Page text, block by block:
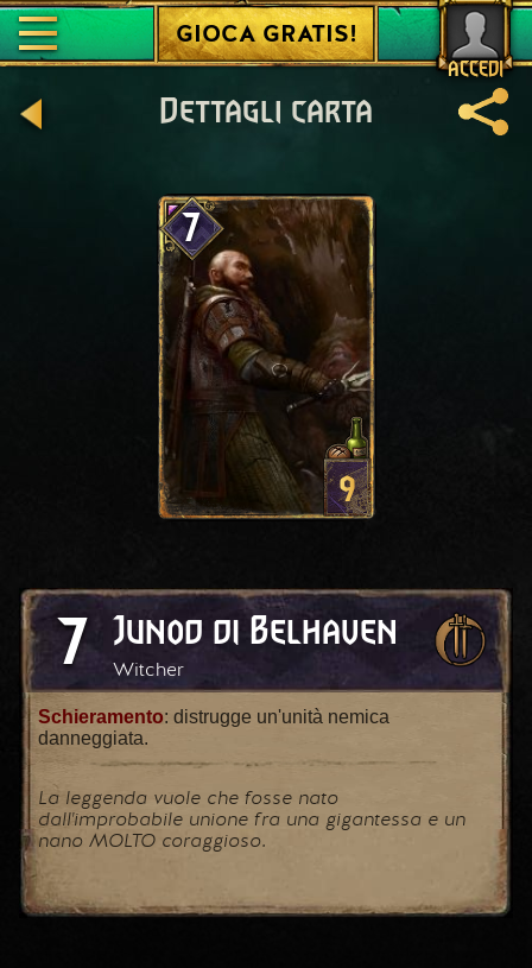
ACCEDI
GIOCA GRATIS!
Dettagli carta
7
9
7 Junod di Belhaven
Witcher
Schieramento: distrugge un'unità nemica
danneggiata.
La leggenda vuole che fosse nato
dall'improbabile unione fra una gigantessa e un
nano MOLTO coraggioso.